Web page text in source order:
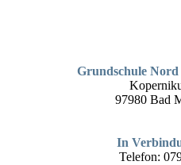
Grundschule
97980 Bad
In
Telefon: